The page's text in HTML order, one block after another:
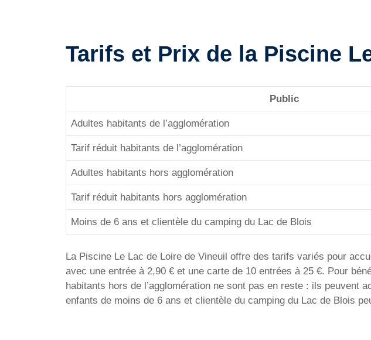
Tarifs et Prix de la Piscine
Public
Adultes habitants de l’agglomération
Tarif réduit habitants de l’agglomération
Adultes habitants hors agglomération
Tarif réduit habitants hors agglomération
Moins de 6 ans et clientèle du camping du Lac de Blois
La Piscine Le Lac de Loire de Vineuil offre des tarifs variés pour
avec une entrée à 2,90 € et une carte de 10 entrées à 25 €. Pour
habitants hors de l’agglomération ne sont pas en reste : ils peuvent
enfants de moins de 6 ans et clientèle du camping du Lac de Blois